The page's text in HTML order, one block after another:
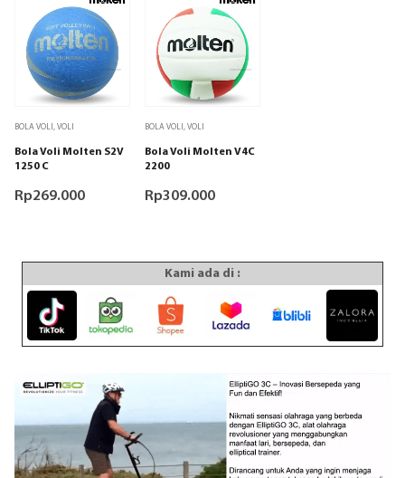
BOLA VOLI , VOLI
Bola Voli Molten S2V
1250 C
Rp269.000
BOLA VOLI , VOLI
Bola Voli Molten V4C
2200
Rp309.000
Kami ada di :